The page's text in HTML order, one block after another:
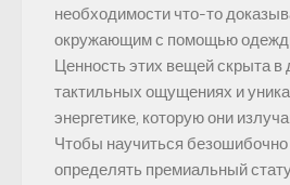
необходимости что-то
окружающим с помощью
Ценность этих вещей скрыта в
тактильных ощущениях и
энергетике, которую они
Чтобы научиться безошибочно
определять премиальный